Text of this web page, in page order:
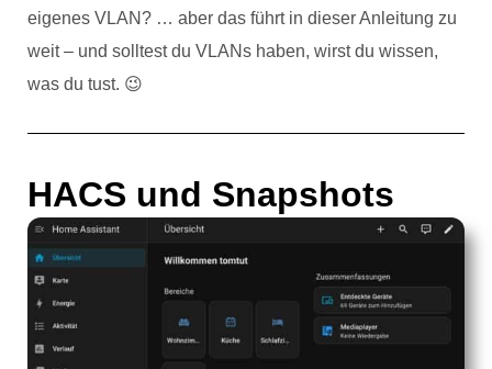
eigenes VLAN? … aber das führt in dieser Anleitung zu
weit – und solltest du VLANs haben, wirst du wissen,
was du tust. 😉
HACS und Snapshots